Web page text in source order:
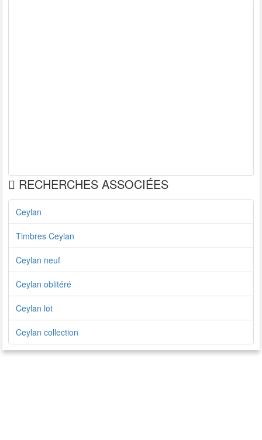
RECHERCHES ASSOCIÉES
Ceylan
Timbres Ceylan
Ceylan neuf
Ceylan oblitéré
Ceylan lot
Ceylan collection